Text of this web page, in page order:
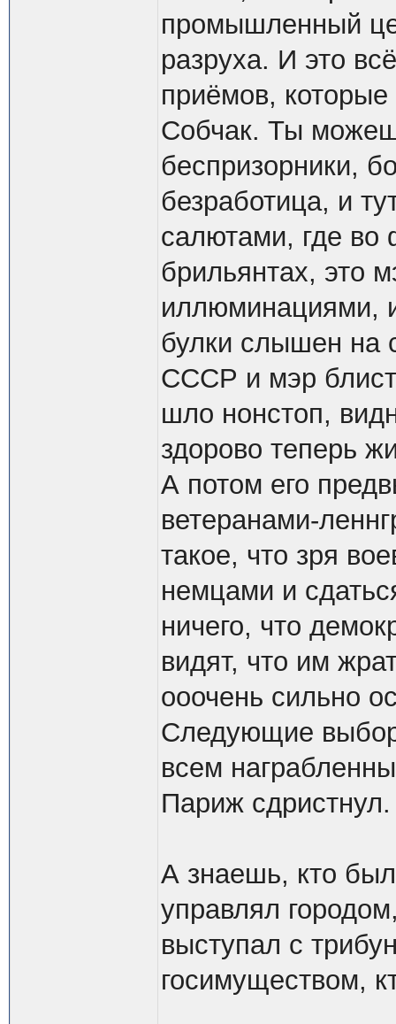
промышленный
разруха. И это
приёмов,
Собчак. Ты
беспризорники,
безработица, и
салютами, где
брильянтах, это
иллюминациями,
булки слышен на
СССР и мэр
шло нонстоп,
здорово теперь
А потом его
ветеранами-
такое, что зря
немцами и
ничего, что
видят, что им
ооочень сильно
Следующие
всем
Париж сдристнул.
А знаешь, кто
управлял
выступал с
госимуществом,